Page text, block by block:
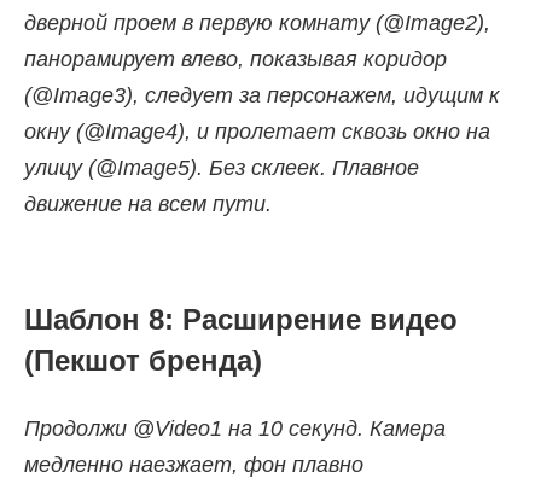
дверной проем в первую комнату (@Image2),
панорамирует влево, показывая коридор
(@Image3), следует за персонажем, идущим к
окну (@Image4), и пролетает сквозь окно на
улицу (@Image5). Без склеек. Плавное
движение на всем пути.
Шаблон 8: Расширение видео
(Пекшот бренда)
Продолжи @Video1 на 10 секунд. Камера
медленно наезжает, фон плавно